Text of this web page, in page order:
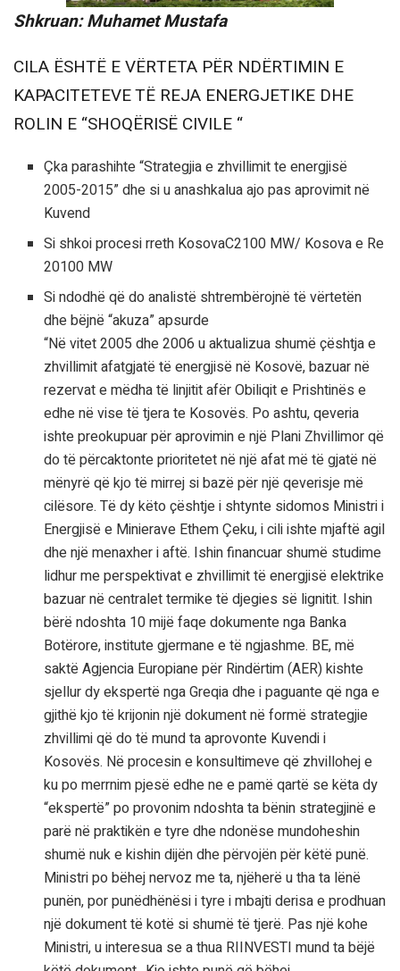
Shkruan: Muhamet Mustafa
CILA ËSHTË E VËRTETA PËR NDËRTIMIN E
KAPACITETEVE TË REJA ENERGJETIKE DHE
ROLIN E “SHOQËRISË CIVILE “
Çka parashihte “Strategjia e zhvillimit te energjisë
2005-2015” dhe si u anashkalua ajo pas aprovimit në
Kuvend
Si shkoi procesi rreth KosovaC2100 MW/ Kosova e Re
20100 MW
Si ndodhë që do analistë shtrembërojnë të vërtetën
dhe bëjnë “akuza” apsurde
“Në vitet 2005 dhe 2006 u aktualizua shumë çështja e
zhvillimit afatgjatë të energjisë në Kosovë, bazuar në
rezervat e mëdha të linjitit afër Obiliqit e Prishtinës e
edhe në vise të tjera te Kosovës. Po ashtu, qeveria
ishte preokupuar për aprovimin e një Plani Zhvillimor që
do të përcaktonte prioritetet në një afat më të gjatë në
mënyrë që kjo të mirrej si bazë për një qeverisje më
cilësore. Të dy këto çështje i shtynte sidomos Ministri i
Energjisë e Minierave Ethem Çeku, i cili ishte mjaftë agil
dhe një menaxher i aftë. Ishin financuar shumë studime
lidhur me perspektivat e zhvillimit të energjisë elektrike
bazuar në centralet termike të djegies së lignitit. Ishin
bërë ndoshta 10 mijë faqe dokumente nga Banka
Botërore, institute gjermane e të ngjashme. BE, më
saktë Agjencia Europiane për Rindërtim (AER) kishte
sjellur dy ekspertë nga Greqia dhe i paguante që nga e
gjithë kjo të krijonin një dokument në formë strategjie
zhvillimi që do të mund ta aprovonte Kuvendi i
Kosovës. Në procesin e konsultimeve që zhvillohej e
ku po merrnim pjesë edhe ne e pamë qartë se këta dy
“ekspertë” po provonim ndoshta ta bënin strategjinë e
parë në praktikën e tyre dhe ndonëse mundoheshin
shumë nuk e kishin dijën dhe përvojën për këtë punë.
Ministri po bëhej nervoz me ta, njëherë u tha ta lënë
punën, por punëdhënësi i tyre i mbajti derisa e prodhuan
një dokument të kotë si shumë të tjerë. Pas një kohe
Ministri, u interesua se a thua RIINVESTI mund ta bëjë